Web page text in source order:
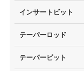
インサートビット
テーパーロッド
テーパービット